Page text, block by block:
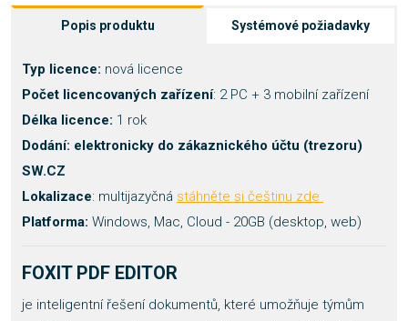
Popis produktu Systémové požiadavky
Typ licence: nová licence
Počet licencovaných zařízení: 2 PC + 3 mobilní zařízení
Délka licence: 1 rok
Dodání: elektronicky do zákaznického účtu (trezoru)
SW.CZ
Lokalizace: multijazyčná stáhněte si češtinu zde
Platforma: Windows, Mac, Cloud - 20GB (desktop, web)
FOXIT PDF EDITOR
je inteligentní řešení dokumentů, které umožňuje týmům